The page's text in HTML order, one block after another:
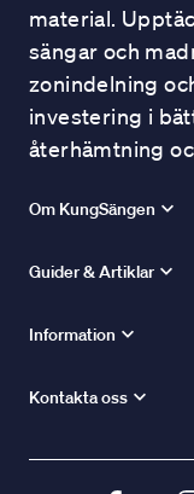
material.
sängar och
zonindelning
investering i
återhämtning
Om KungSängen
Guider & Artiklar
Information
Kontakta oss